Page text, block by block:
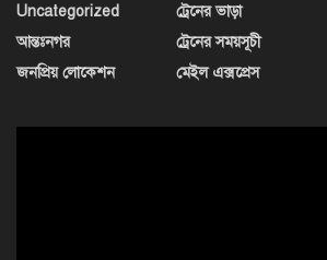
Uncategorized
আন্তঃনগর
জনপ্রিয় লোকেশন
ট্রেনের ভাড়া
ট্রেনের সময়সূচী
মেইল এক্সপ্রেস